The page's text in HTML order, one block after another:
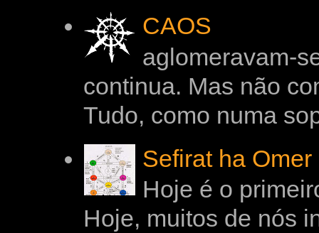
CAOS
aglomeravam-
continua. Mas não
Tudo, como numa
Sefirat ha Omer
Hoje é o
Hoje, muitos de nós